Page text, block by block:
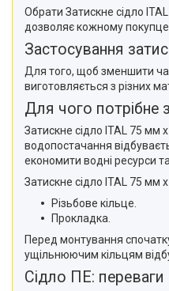
Обрати Затискне сідло
дозволяє кожному
Застосування
Для того, щоб зменшити
виготовляється з різних
Для чого потрібне
Затискне сідло ITAL 75 мм
водопостачання
економити водні ресурси
Затискне сідло ITAL 75 мм
Різьбове кільце.
Прокладка.
Перед монтування
ущільнюючим кільцям
Сідло ПЕ: переваги